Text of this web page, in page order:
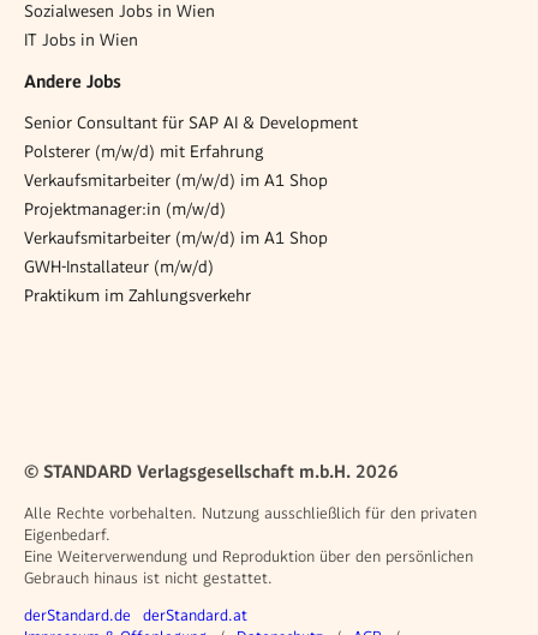
Sozialwesen Jobs in Wien
IT Jobs in Wien
Andere Jobs
Senior Consultant für SAP AI & Development
Polsterer (m/w/d) mit Erfahrung
Verkaufsmitarbeiter (m/w/d) im A1 Shop
Projektmanager:in (m/w/d)
Verkaufsmitarbeiter (m/w/d) im A1 Shop
GWH-Installateur (m/w/d)
Praktikum im Zahlungsverkehr
© STANDARD Verlagsgesellschaft m.b.H. 2026
Alle Rechte vorbehalten. Nutzung ausschließlich für den privaten
Eigenbedarf.
Eine Weiterverwendung und Reproduktion über den persönlichen
Gebrauch hinaus ist nicht gestattet.
Weitere Angebote
derStandard.de derStandard.at